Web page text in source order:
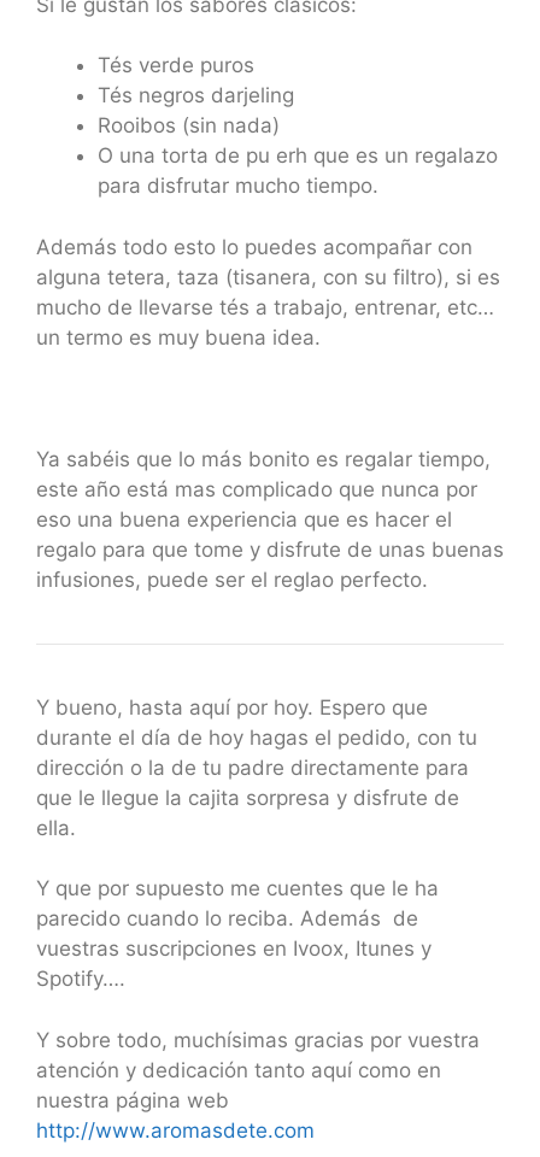
Tés verde puros
Tés negros darjeling
Rooibos (sin nada)
O una torta de pu erh que es un regalazo
para disfrutar mucho tiempo.
Además todo esto lo puedes acompañar con
alguna tetera, taza (tisanera, con su filtro), si es
mucho de llevarse tés a trabajo, entrenar, etc…
un termo es muy buena idea.
Ya sabéis que lo más bonito es regalar tiempo,
este año está mas complicado que nunca por
eso una buena experiencia que es hacer el
regalo para que tome y disfrute de unas buenas
infusiones, puede ser el reglao perfecto.
Y bueno, hasta aquí por hoy. Espero que
durante el día de hoy hagas el pedido, con tu
dirección o la de tu padre directamente para
que le llegue la cajita sorpresa y disfrute de
ella.
Y que por supuesto me cuentes que le ha
parecido cuando lo reciba. Además de
vuestras suscripciones en Ivoox, Itunes y
Spotify….
Y sobre todo, muchísimas gracias por vuestra
atención y dedicación tanto aquí como en
nuestra página web
http://www.aromasdete.com